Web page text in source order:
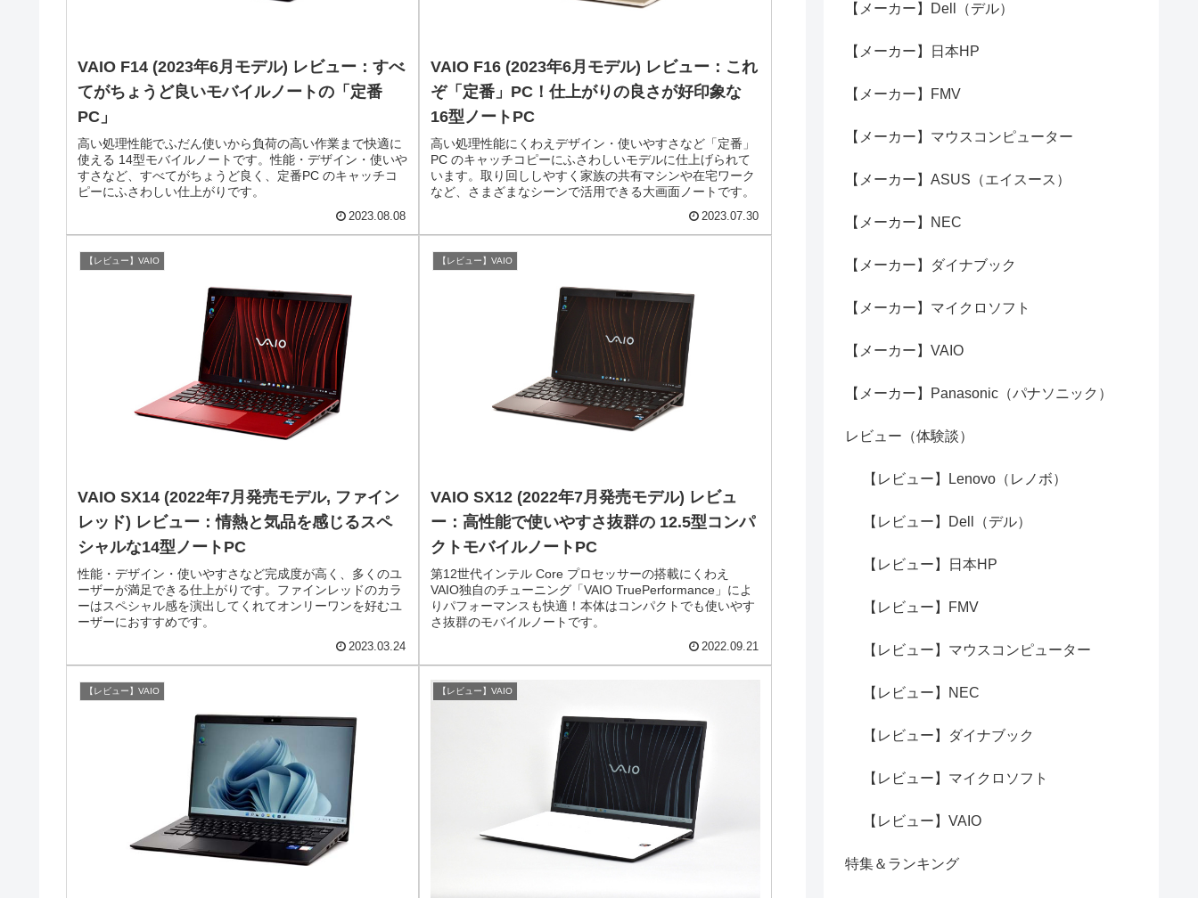
VAIO F14 (2023年6月モデル) レビュー：すべ
てがちょうど良いモバイルノートの「定番
PC」
高い処理性能でふだん使いから負荷の高い作業まで快適に
使える 14型モバイルノートです。性能・デザイン・使いや
すさなど、すべてがちょうど良く、定番PC のキャッチコ
ピーにふさわしい仕上がりです。
2023.08.08
VAIO F16 (2023年6月モデル) レビュー：これ
ぞ「定番」PC！仕上がりの良さが好印象な
16型ノートPC
高い処理性能にくわえデザイン・使いやすさなど「定番」
PC のキャッチコピーにふさわしいモデルに仕上げられて
います。取り回ししやすく家族の共有マシンや在宅ワーク
など、さまざまなシーンで活用できる大画面ノートです。
2023.07.30
【レビュー】VAIO
VAIO SX14 (2022年7月発売モデル, ファイン
レッド) レビュー：情熱と気品を感じるスペ
シャルな14型ノートPC
性能・デザイン・使いやすさなど完成度が高く、多くのユ
ーザーが満足できる仕上がりです。ファインレッドのカラ
ーはスペシャル感を演出してくれてオンリーワンを好むユ
ーザーにおすすめです。
2023.03.24
【レビュー】VAIO
VAIO SX12 (2022年7月発売モデル) レビュ
ー：高性能で使いやすさ抜群の 12.5型コンパ
クトモバイルノートPC
第12世代インテル Core プロセッサーの搭載にくわえ
VAIO独自のチューニング「VAIO TruePerformance」によ
りパフォーマンスも快適！本体はコンパクトでも使いやす
さ抜群のモバイルノートです。
2022.09.21
【レビュー】VAIO 【レビュー】VAIO
【メーカー】Dell（デル）
【メーカー】日本HP
【メーカー】FMV
【メーカー】マウスコンピューター
【メーカー】ASUS（エイスース）
【メーカー】NEC
【メーカー】ダイナブック
【メーカー】マイクロソフト
【メーカー】VAIO
【メーカー】Panasonic（パナソニック）
レビュー（体験談）
【レビュー】Lenovo（レノボ）
【レビュー】Dell（デル）
【レビュー】日本HP
【レビュー】FMV
【レビュー】マウスコンピューター
【レビュー】NEC
【レビュー】ダイナブック
【レビュー】マイクロソフト
【レビュー】VAIO
特集＆ランキング